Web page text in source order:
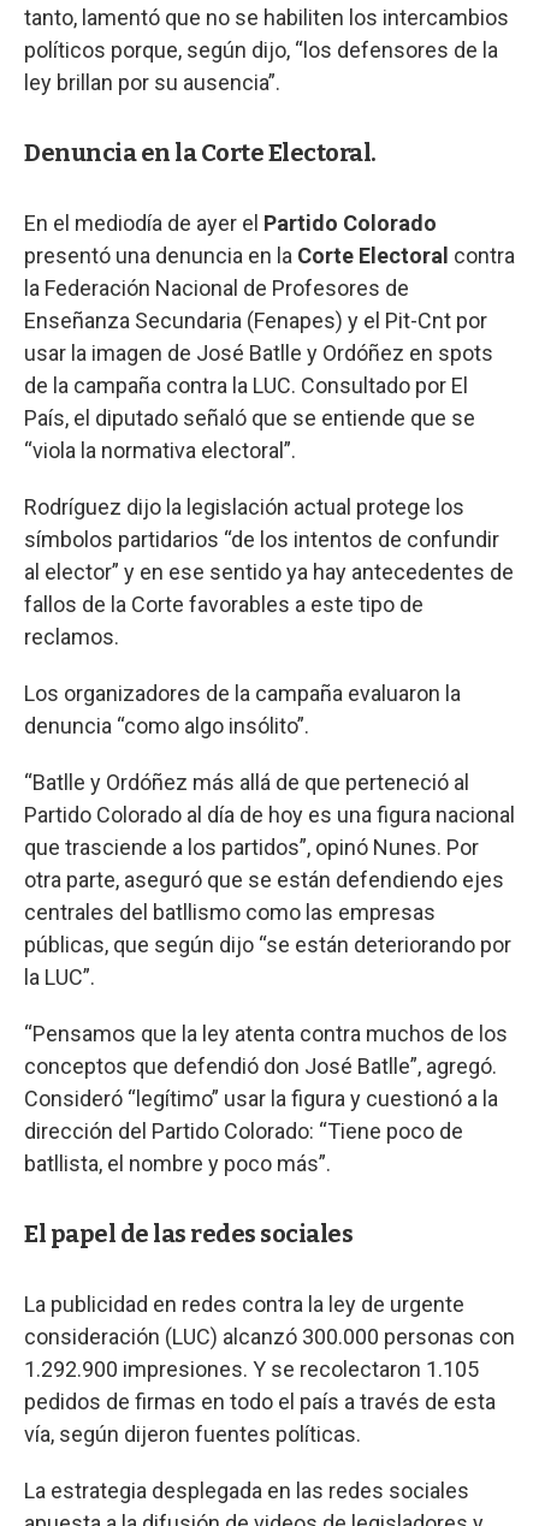
tanto, lamentó que no se habiliten los intercambios
políticos porque, según dijo, “los defensores de la
ley brillan por su ausencia”.
Denuncia en la Corte Electoral.
En el mediodía de ayer el Partido Colorado
presentó una denuncia en la Corte Electoral contra
la Federación Nacional de Profesores de
Enseñanza Secundaria (Fenapes) y el Pit-Cnt por
usar la imagen de José Batlle y Ordóñez en spots
de la campaña contra la LUC. Consultado por El
País, el diputado señaló que se entiende que se
“viola la normativa electoral”.
Rodríguez dijo la legislación actual protege los
símbolos partidarios “de los intentos de confundir
al elector” y en ese sentido ya hay antecedentes de
fallos de la Corte favorables a este tipo de
reclamos.
Los organizadores de la campaña evaluaron la
denuncia “como algo insólito”.
“Batlle y Ordóñez más allá de que perteneció al
Partido Colorado al día de hoy es una figura nacional
que trasciende a los partidos”, opinó Nunes. Por
otra parte, aseguró que se están defendiendo ejes
centrales del batllismo como las empresas
públicas, que según dijo “se están deteriorando por
la LUC”.
“Pensamos que la ley atenta contra muchos de los
conceptos que defendió don José Batlle”, agregó.
Consideró “legítimo” usar la figura y cuestionó a la
dirección del Partido Colorado: “Tiene poco de
batllista, el nombre y poco más”.
El papel de las redes sociales
La publicidad en redes contra la ley de urgente
consideración (LUC) alcanzó 300.000 personas con
1.292.900 impresiones. Y se recolectaron 1.105
pedidos de firmas en todo el país a través de esta
vía, según dijeron fuentes políticas.
La estrategia desplegada en las redes sociales